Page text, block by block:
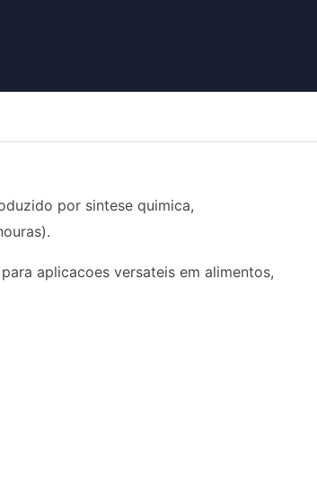
por sintese quimica,
aplicacoes versateis em alimentos,